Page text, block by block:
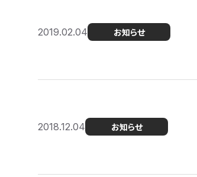
2019.02.04 お知らせ
2018.12.04 お知らせ